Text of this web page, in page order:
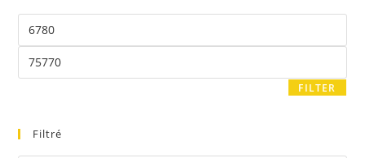
FILTER
Filtré